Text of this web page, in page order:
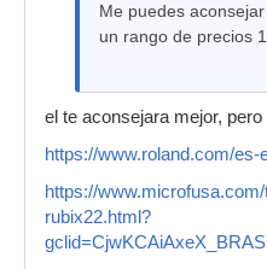
Me puedes
un rango de precios
el te aconsejara mejor,
https://www.roland.com/
https://
rubix22.html?